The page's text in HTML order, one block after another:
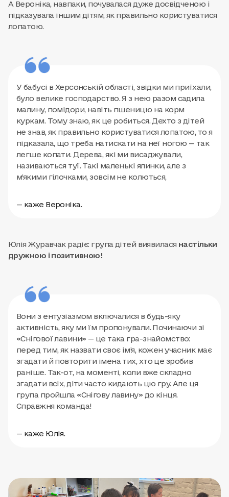
А Вероніка, навпаки, почувалася дуже досвідченою і
підказувала іншим дітям, як правильно користуватися
лопатою.
У бабусі в Херсонській області, звідки ми приїхали,
було велике господарство. Я з нею разом садила
малину, помідори, навіть пшеницю на корм
куркам. Тому знаю, як це робиться. Дехто з дітей
не знав, як правильно користуватися лопатою, то я
підказала, що треба натискати на неї ногою — так
легше копати. Дерева, які ми висаджували,
називаються туї. Такі маленькі ялинки, але з
м’якими гілочками, зовсім не колються,
— каже Вероніка.
Юлія Журавчак радіє: група дітей виявилася настільки
дружною і позитивною!
Вони з ентузіазмом включалися в будь-яку
активність, яку ми їм пропонували. Починаючи зі
«Снігової лавини» — це така гра-знайомство:
перед тим, як назвати своє ім’я, кожен учасник має
згадати й повторити імена тих, хто це зробив
раніше. Так-от, на моменті, коли вже складно
згадати всіх, діти часто кидають цю гру. Але ця
група пройшла «Снігову лавину» до кінця.
Справжня команда!
— каже Юлія.